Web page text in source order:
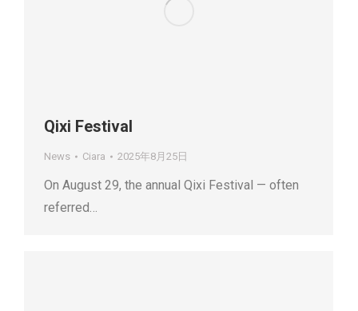
Qixi Festival
News Ciara 2025年8月25日
On August 29, the annual Qixi Festival — often
referred…